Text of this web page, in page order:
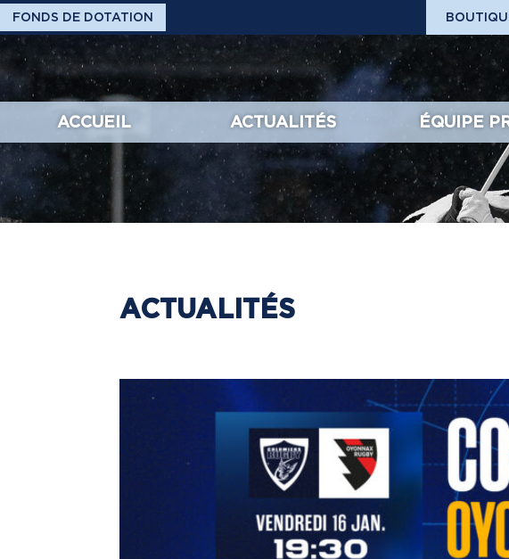
FONDS DE DOTATION
ACCUEIL ACTUALITÉS ÉQUIPE
ACTUALITÉS